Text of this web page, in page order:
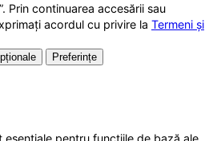
Prin continuarea accesării sau
acordul cu privire la Termeni și
Preferințe
pentru funcțiile de bază ale